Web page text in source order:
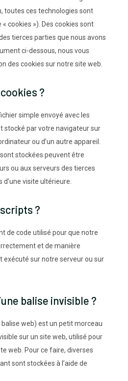
toutes ces technologies sont
cookies »). Des cookies sont
tierces parties que nous avons
ci-dessous, nous vous
des cookies sur notre site web.
?
simple envoyé avec les
stocké par votre navigateur sur
ou d’un autre appareil.
stockées peuvent être
ou aux serveurs des tierces
visite ultérieure.
?
de code utilisé pour que notre
et de manière
exécuté sur notre serveur ou sur
balise invisible ?
balise web) est un petit morceau
sur un site web, utilisé pour
web. Pour ce faire, diverses
sont stockées à l’aide de